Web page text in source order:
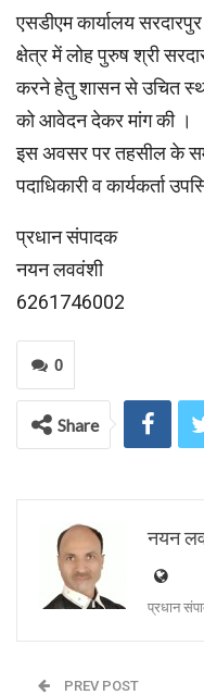
एसडीएम कार्यालय
क्षेत्र में लोह पुरुष श्री
करने हेतु शासन से उचित
को आवेदन देकर मांग की ।
इस अवसर पर तहसील के
पदाधिकारी व कार्यकर्ता
प्रधान संपादक
नयन लववंशी
6261746002
0
Share
नयन
प्रधान
PREV POST